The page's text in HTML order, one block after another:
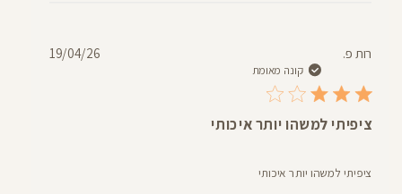
רות פ.
קונה מאומת
ציפיתי למשהו יותר איכותי
ציפיתי למשהו יותר איכותי
19/04/26